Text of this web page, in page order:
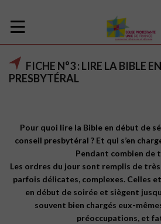
FICHE N°3 : LIRE LA BIBLE
PRESBYTÉRAL
Pour quoi lire la Bible en début de
conseil presbytéral ? Et qui s’en
Pendant combien de
Les ordres du jour sont remplis de
parfois délicates, complexes. Celles
en début de soirée et siègent
souvent bien chargés eux-
préoccupations, et